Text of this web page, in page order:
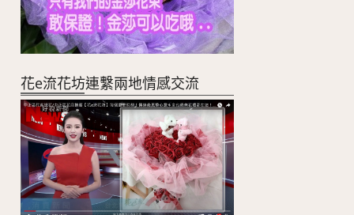
花e流花坊連繫兩地情感交流